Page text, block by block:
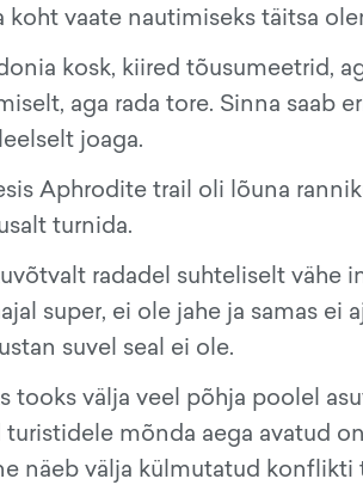
koht vaate nautimiseks täitsa
kosk, kiired tõusumeetrid,
aga rada tore. Sinna saab
joaga.
Aphrodite trail oli lõuna
turnida.
radadel suhteliselt vähe
super, ei ole jahe ja samas ei
suvel seal ei ole.
tooks välja veel põhja poolel
turistidele mõnda aega avatud
näeb välja külmutatud konflikti